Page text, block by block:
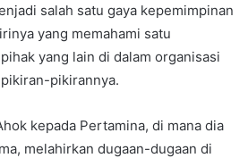
salah satu gaya kepemimpinan
yang memahami satu
yang lain di dalam organisasi
pikirannya.
kepada Pertamina, di mana dia
melahirkan dugaan-dugaan di